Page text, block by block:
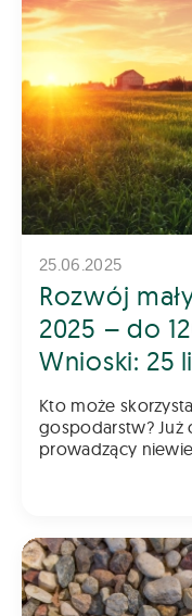
25.06.2025
Rozwój
2025 – do
Wnioski: 25
Kto może
gospodarstw? Już od 25 lipca 2025 roku rolnicy
prowadzący